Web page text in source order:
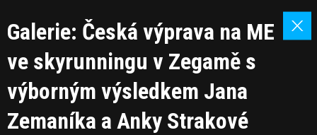
Galerie: Česká výprava na ME
ve skyrunningu v Zegamě s
výborným výsledkem Jana
Zemaníka a Anky Strakové